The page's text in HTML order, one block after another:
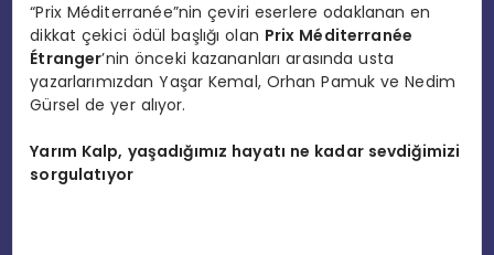
“Prix Méditerranée”nin çeviri eserlere odaklanan en
dikkat çekici ödül başlığı olan Prix Méditerranée
Étranger’nin önceki kazananları arasında usta
yazarlarımızdan Yaşar Kemal, Orhan Pamuk ve Nedim
Gürsel de yer alıyor.
Yarım Kalp, yaşadığımız hayatı ne kadar sevdiğimizi
sorgulatıyor